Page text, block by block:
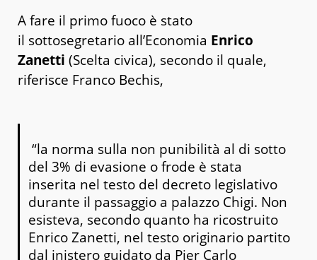
A fare il primo fuoco è stato
il sottosegretario all’Economia Enrico
Zanetti (Scelta civica), secondo il quale,
riferisce Franco Bechis,
“la norma sulla non punibilità al di sotto
del 3% di evasione o frode è stata
inserita nel testo del decreto legislativo
durante il passaggio a palazzo Chigi. Non
esisteva, secondo quanto ha ricostruito
Enrico Zanetti, nel testo originario partito
dal inistero guidato da Pier Carlo